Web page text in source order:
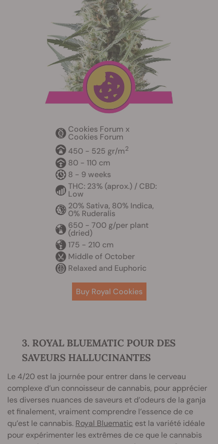
Cookies Forum x
Cookies Forum
450 - 525 gr/m2
80 - 110 cm
8 - 9 weeks
THC: 23% (aprox.) / CBD:
Low
20% Sativa, 80% Indica,
0% Ruderalis
650 - 700 g/per plant
(dried)
175 - 210 cm
Middle of October
Relaxed and Euphoric
Buy Royal Cookies
3. ROYAL BLUEMATIC POUR DES
SAVEURS HALLUCINANTES
Le 4/20 est la journée pour entrer dans le cerveau
complexe d’un connoisseur de cannabis, pour apprécier
les diverses nuances de saveurs et d’odeurs de la ganja
et finalement, vraiment comprendre l’essence de ce
qu’est le cannabis. Royal Bluematic est la variété idéale
pour expérimenter les extrêmes de ce que le cannabis